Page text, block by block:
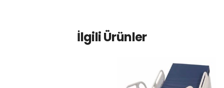
İlgili Ürünler